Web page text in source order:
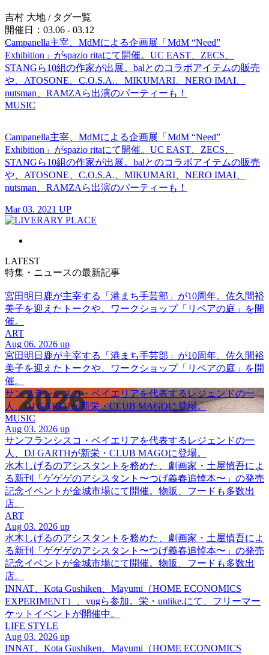
吉村 大地 / タグ一覧
開催日：03.06 - 03.12
Campanella主宰、MdMによる企画展「MdM “Need”
Exhibition」がspazio ritaにて開催。UC EAST、ZECS、
STANGら10組の作家が出展。balとのコラボアイテムの販売
や、ATOSONE、C.O.S.A.、MIKUMARI、NERO IMAI、
nutsman、RAMZAら出演のパーティーも！
MUSIC
Campanella主宰、MdMによる企画展「MdM “Need”
Exhibition」がspazio ritaにて開催。UC EAST、ZECS、
STANGら10組の作家が出展。balとのコラボアイテムの販売
や、ATOSONE、C.O.S.A.、MIKUMARI、NERO IMAI、
nutsman、RAMZAら出演のパーティーも！
Mar 03. 2021 UP
LATEST
特集・ニュースの最新記事
宮田明日鹿が主宰する「港まち手芸部」が10周年。佐久間裕
美子を迎えたトークや、ワークショップ「リペアの庭」を開
催。
ART
Aug 06. 2026 up
宮田明日鹿が主宰する「港まち手芸部」が10周年。佐久間裕
美子を迎えたトークや、ワークショップ「リペアの庭」を開
催。
サンフランシスコ・ベイエリアを代表するレジェンドの一
人、DJ GARTHが新栄・CLUB MAGOに登場。
MUSIC
Aug 03. 2026 up
サンフランシスコ・ベイエリアを代表するレジェンドの一
人、DJ GARTHが新栄・CLUB MAGOに登場。
水木しげるのアシスタントを務めた、劇画家・土屋慎吾によ
る新刊「ゲゲゲのアシスタント〜つげ義春追悼本〜」の発売
記念イベントが金城市場にて開催。物販、フードも多数出
店。
ART
Aug 03. 2026 up
水木しげるのアシスタントを務めた、劇画家・土屋慎吾によ
る新刊「ゲゲゲのアシスタント〜つげ義春追悼本〜」の発売
記念イベントが金城市場にて開催。物販、フードも多数出
店。
INNAT、Kota Gushiken、Mayumi（HOME ECONOMICS
EXPERIMENT）、vugら参加。栄・unlike.にて、フリーマー
ケットイベントが開催中。
LIFE STYLE
Aug 03. 2026 up
INNAT、Kota Gushiken、Mayumi（HOME ECONOMICS